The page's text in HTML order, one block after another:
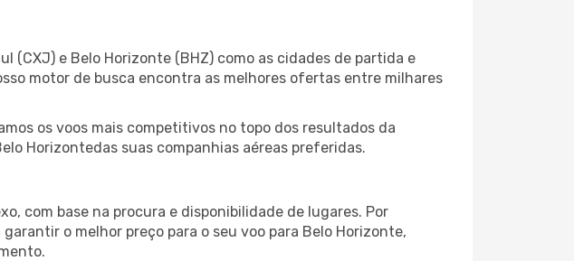
(CXJ) e Belo Horizonte (BHZ) como as cidades de partida e
motor de busca encontra as melhores ofertas entre milhares
os voos mais competitivos no topo dos resultados da
Horizontedas suas companhias aéreas preferidas.
com base na procura e disponibilidade de lugares. Por
o melhor preço para o seu voo para Belo Horizonte,